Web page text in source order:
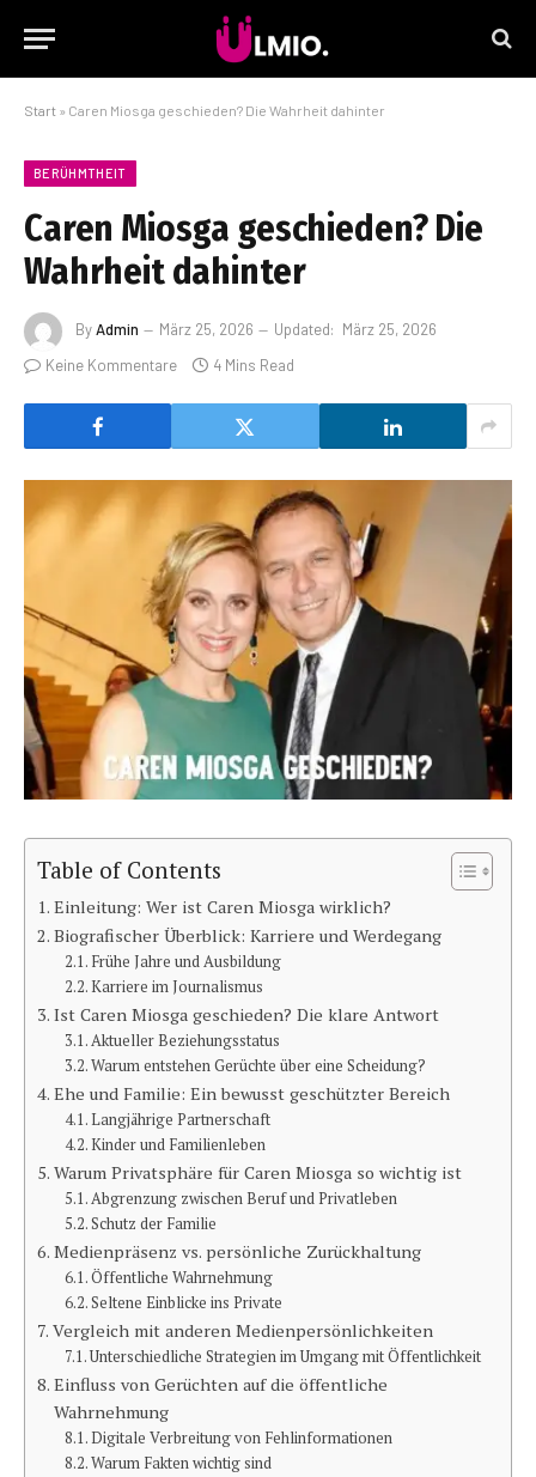
Start » Caren Miosga geschieden? Die Wahrheit dahinter
BERÜHMTHEIT
Caren Miosga geschieden? Die
Wahrheit dahinter
ByAdmin März 25, 2026 Updated: März 25, 2026
Keine Kommentare
4 Mins Read
Table of Contents
Einleitung: Wer ist Caren Miosga wirklich?
Biografischer Überblick: Karriere und Werdegang
Frühe Jahre und Ausbildung
Karriere im Journalismus
Ist Caren Miosga geschieden? Die klare Antwort
Aktueller Beziehungsstatus
Warum entstehen Gerüchte über eine Scheidung?
Ehe und Familie: Ein bewusst geschützter Bereich
Langjährige Partnerschaft
Kinder und Familienleben
Warum Privatsphäre für Caren Miosga so wichtig ist
Abgrenzung zwischen Beruf und Privatleben
Schutz der Familie
Medienpräsenz vs. persönliche Zurückhaltung
Öffentliche Wahrnehmung
Seltene Einblicke ins Private
Vergleich mit anderen Medienpersönlichkeiten
Unterschiedliche Strategien im Umgang mit Öffentlichkeit
Einfluss von Gerüchten auf die öffentliche
Wahrnehmung
Digitale Verbreitung von Fehlinformationen
Warum Fakten wichtig sind